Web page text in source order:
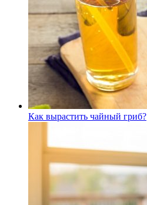
Как вырастить чайный гриб?